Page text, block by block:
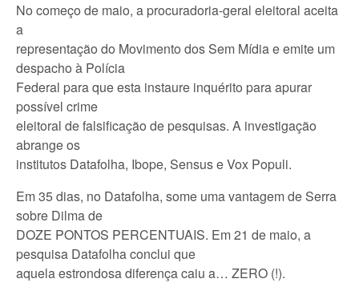
No começo de maio, a procuradoria-geral eleitoral aceita
a
representação do Movimento dos Sem Mídia e emite um
despacho à Polícia
Federal para que esta instaure inquérito para apurar
possível crime
eleitoral de falsificação de pesquisas. A investigação
abrange os
institutos Datafolha, Ibope, Sensus e Vox Populi.
Em 35 dias, no Datafolha, some uma vantagem de Serra
sobre Dilma de
DOZE PONTOS PERCENTUAIS. Em 21 de maio, a
pesquisa Datafolha conclui que
aquela estrondosa diferença caiu a… ZERO (!).